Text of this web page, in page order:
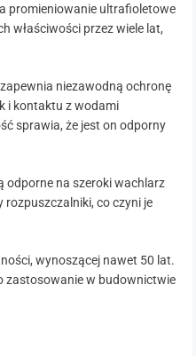
promieniowanie ultrafioletowe
właściwości przez wiele lat,
niezawodną ochronę
i kontaktu z wodami
sprawia, że jest on odporny
odporne na szeroki wachlarz
rozpuszczalniki, co czyni je
wynoszącej nawet 50 lat.
zastosowanie w budownictwie